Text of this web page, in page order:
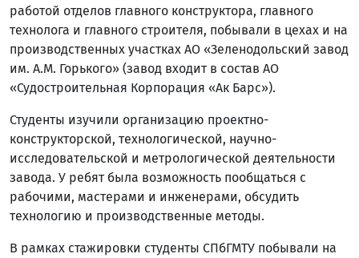
работой отделов главного конструктора, главного
технолога и главного строителя, побывали в цехах и на
производственных участках АО «Зеленодольский завод
им. А.М. Горького» (завод входит в состав АО
«Судостроительная Корпорация «Ак Барс»).
Студенты изучили организацию проектно-
конструкторской, технологической, научно-
исследовательской и метрологической деятельности
завода. У ребят была возможность пообщаться с
рабочими, мастерами и инженерами, обсудить
технологию и производственные методы.
В рамках стажировки студенты СПбГМТУ побывали на